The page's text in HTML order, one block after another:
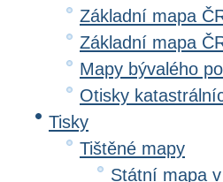
Základní mapa
Základní mapa
Mapy bývalého
Otisky
Tisky
Tištěné mapy
Státní mapa